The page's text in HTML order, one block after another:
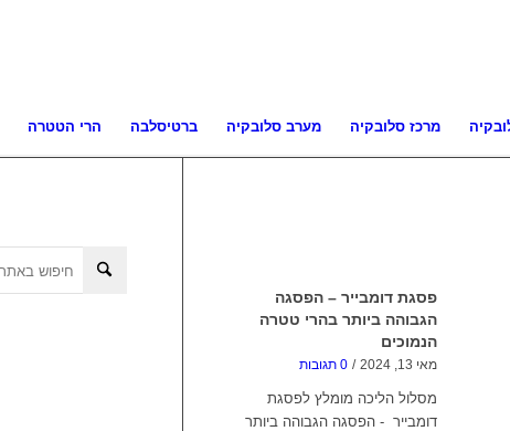
הרי הטטרה ברטיסלבה מערב סלובקיה מרכז סלובקיה
פסגת דומבייר – הפסגה
הגבוהה ביותר בהרי טטרה
הנמוכים
מאי 13, 2024 / 0 תגובות
מסלול הליכה מומלץ לפסגת
דומבייר - הפסגה הגבוהה ביותר